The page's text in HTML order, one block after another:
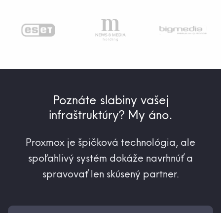
Poznáte slabiny vašej
infraštruktúry? My áno.
Proxmox je špičková technológia, ale
spoľahlivý systém dokáže navrhnúť a
spravovať len skúsený partner.